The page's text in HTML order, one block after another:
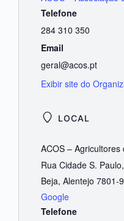
LOCAL
ACOS – Agricultores
Rua Cidade S.
Beja, Alentejo 7801-
Google
Telefone
Telefone
284 310 350
Email
geral@acos.pt
Exibir site do